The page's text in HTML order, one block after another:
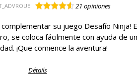
21 opiniones
complementar su juego Desafío Ninja!
se coloca fácilmente con ayuda de
¡Que comience la aventura!
Détails